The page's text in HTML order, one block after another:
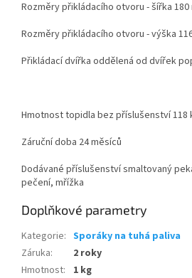
Rozměry přikládacího otvoru - šířka 180
Rozměry přikládacího otvoru - výška
Přikládací dvířka oddělená od dvířek
Hmotnost topidla bez příslušenství 118
Záruční doba 24 měsíců
Dodávané příslušenství smaltovaný
pečení, mřížka
Doplňkové parametry
Kategorie: Sporáky na tuhá paliva
Záruka:
2 roky
Hmotnost:
1 kg